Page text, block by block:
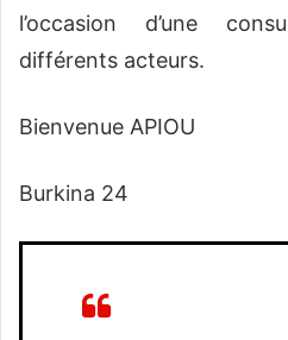
l’occasion d’une
différents acteurs.
Bienvenue APIOU
Burkina 24